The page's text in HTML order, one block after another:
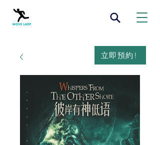
立即預約!